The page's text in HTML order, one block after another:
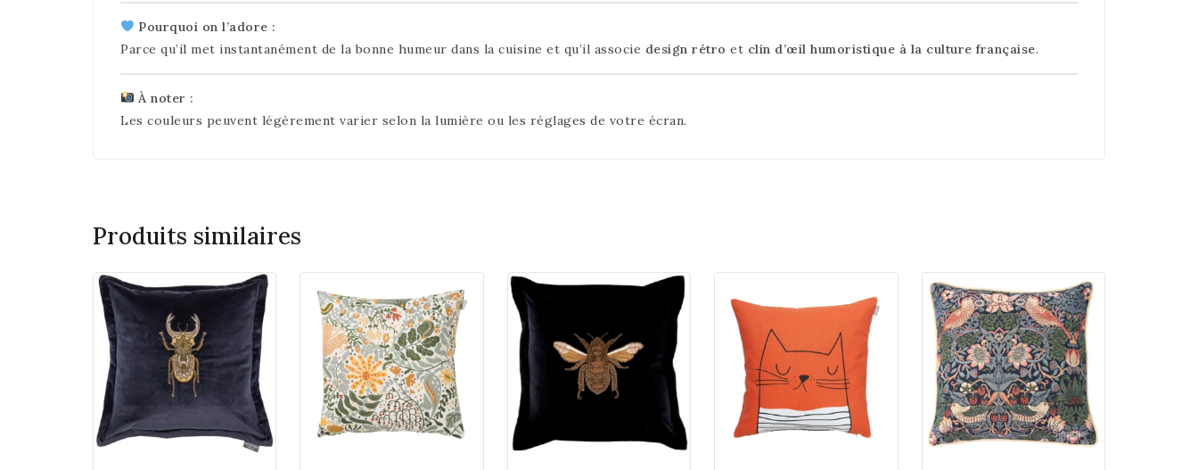
Pourquoi on l’adore :
Parce qu’il met instantanément de la bonne humeur dans la cuisine et qu’il associe design rétro et clin d’œil humoristique à la culture française.
À noter :
Les couleurs peuvent légèrement varier selon la lumière ou les réglages de votre écran.
Produits similaires